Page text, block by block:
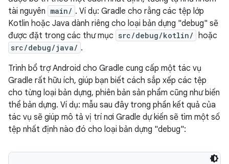
tài nguyên main/ . Ví dụ: Gradle cho rằng các tệp lớp
Kotlin hoặc Java dành riêng cho loại bản dựng "debug" sẽ
được đặt trong các thư mục src/debug/kotlin/ hoặc
src/debug/java/ .
Trình bổ trợ Android cho Gradle cung cấp một tác vụ
Gradle rất hữu ích, giúp bạn biết cách sắp xếp các tệp
cho từng loại bản dựng, phiên bản sản phẩm cũng như biến
thể bản dựng. Ví dụ: mẫu sau đây trong phần kết quả của
tác vụ sẽ giúp mô tả vị trí nơi Gradle dự kiến sẽ tìm một số
tệp nhất định nào đó cho loại bản dựng "debug":